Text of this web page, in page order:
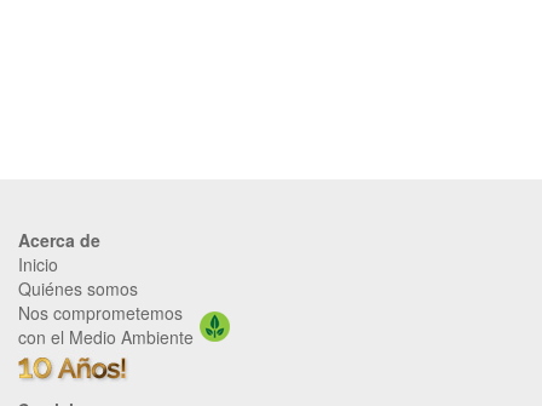
Acerca de
Inicio
Quiénes somos
Nos comprometemos
con el Medio Ambiente